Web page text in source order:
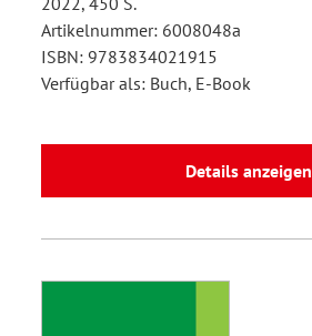
Artikelnummer: 6008048a
ISBN: 9783834021915
Verfügbar als: Buch, E-Book
Details anzeigen